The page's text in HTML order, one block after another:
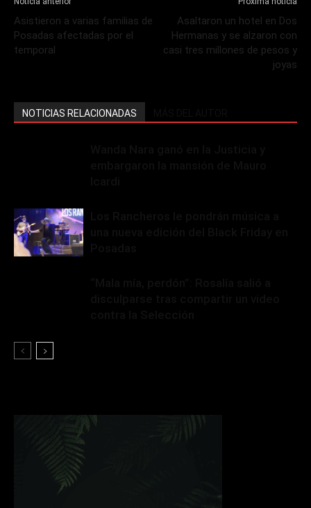
Asistieron a varias familias de
Posadas afectadas por el
temporal
Asaltaron un hotel en Dos
Hermanas y se alzaron con
casi tres millones de pesos y
joyas
NOTICIAS RELACIONADAS